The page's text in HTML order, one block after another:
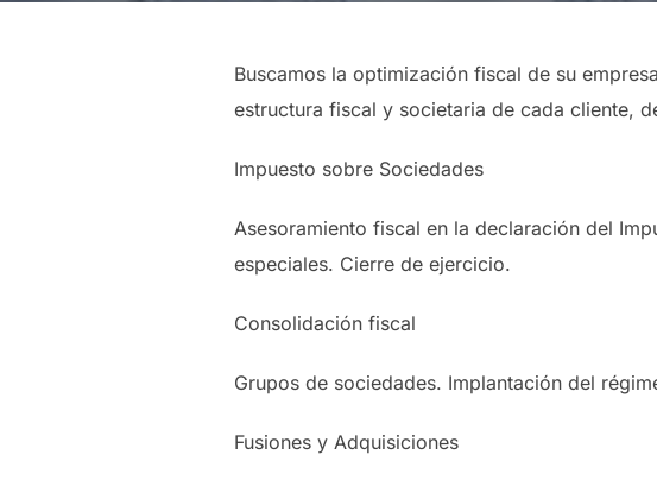
Buscamos la optimización fiscal de su
estructura fiscal y societaria de cada cliente,
Impuesto sobre Sociedades
Asesoramiento fiscal en la declaración del
especiales. Cierre de ejercicio.
Consolidación fiscal
Grupos de sociedades. Implantación del
Fusiones y Adquisiciones